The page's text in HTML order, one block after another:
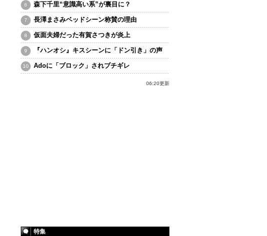
森下千里“意識高い系”が裏目に？
長澤まさみベッドシーン称賛の理由
仮面夫婦だった有賀さつきが炎上
『ハンオシ』キスシーンに「ドン引き」の声
Adoに「ブロック」されブチギレ
06:20更新
特集